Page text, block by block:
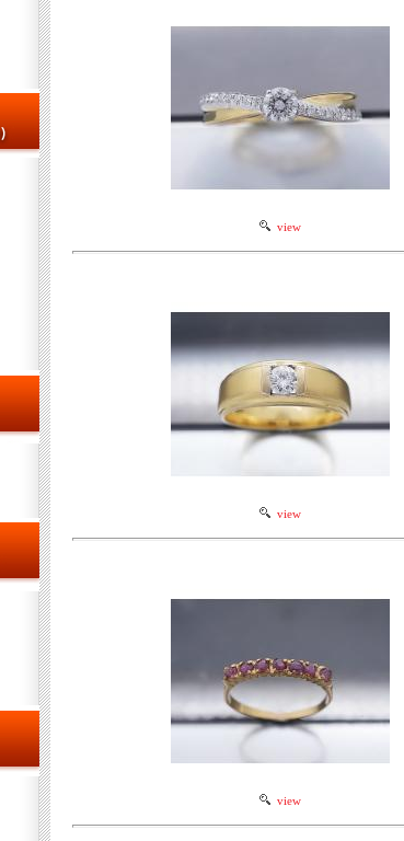
view
view
view